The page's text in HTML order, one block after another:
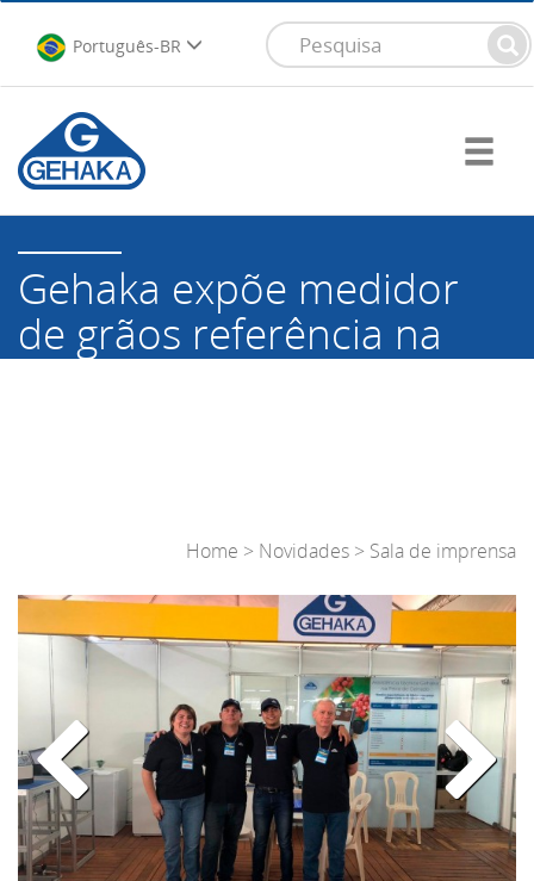
Português-BR
Gehaka expõe medidor
de grãos referência na
Home > Novidades > Sala de imprensa